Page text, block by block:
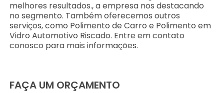
melhores resultados., a empresa nos destacando
no segmento. Também oferecemos outros
serviços, como Polimento de Carro e Polimento em
Vidro Automotivo Riscado. Entre em contato
conosco para mais informações.
FAÇA UM ORÇAMENTO